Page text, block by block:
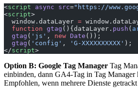
<script async src="https://
<script>
  window.dataLayer
=
  function
gtag (){dataLayer. push (
  gtag
( 'js' , new Date ());
  gtag
( 'config' , 'G-XXXXXXXXXX' );
</script>
Option B: Google Tag Manager Tag
einbinden, dann GA4-Tag in Tag Manager
Empfohlen, wenn mehrere Dienste